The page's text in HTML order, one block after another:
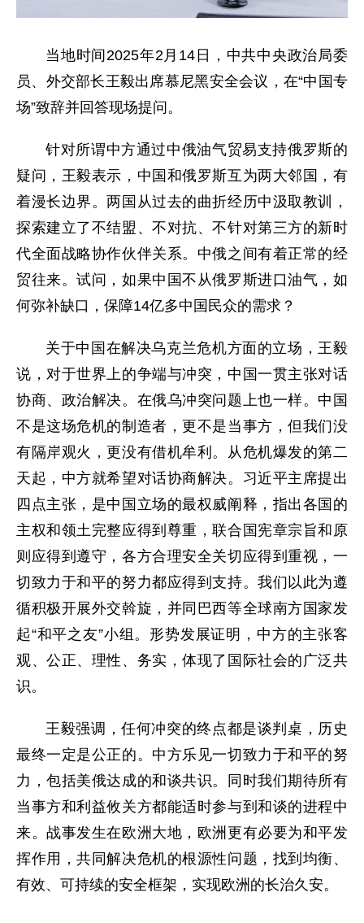
当地时间2025年2月14日，中共中央政治局委
员、外交部长王毅出席慕尼黑安全会议，在“中国专
场”致辞并回答现场提问。
针对所谓中方通过中俄油气贸易支持俄罗斯的
疑问，王毅表示，中国和俄罗斯互为两大邻国，有
着漫长边界。两国从过去的曲折经历中汲取教训，
探索建立了不结盟、不对抗、不针对第三方的新时
代全面战略协作伙伴关系。中俄之间有着正常的经
贸往来。试问，如果中国不从俄罗斯进口油气，如
何弥补缺口，保障14亿多中国民众的需求？
关于中国在解决乌克兰危机方面的立场，王毅
说，对于世界上的争端与冲突，中国一贯主张对话
协商、政治解决。在俄乌冲突问题上也一样。中国
不是这场危机的制造者，更不是当事方，但我们没
有隔岸观火，更没有借机牟利。从危机爆发的第二
天起，中方就希望对话协商解决。习近平主席提出
四点主张，是中国立场的最权威阐释，指出各国的
主权和领土完整应得到尊重，联合国宪章宗旨和原
则应得到遵守，各方合理安全关切应得到重视，一
切致力于和平的努力都应得到支持。我们以此为遵
循积极开展外交斡旋，并同巴西等全球南方国家发
起“和平之友”小组。形势发展证明，中方的主张客
观、公正、理性、务实，体现了国际社会的广泛共
识。
王毅强调，任何冲突的终点都是谈判桌，历史
最终一定是公正的。中方乐见一切致力于和平的努
力，包括美俄达成的和谈共识。同时我们期待所有
当事方和利益攸关方都能适时参与到和谈的进程中
来。战事发生在欧洲大地，欧洲更有必要为和平发
挥作用，共同解决危机的根源性问题，找到均衡、
有效、可持续的安全框架，实现欧洲的长治久安。